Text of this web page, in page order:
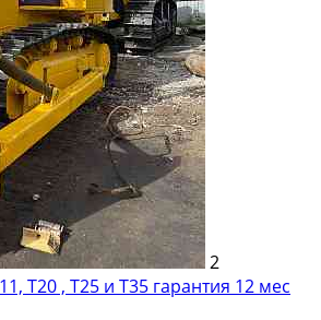
2
Т20 , Т25 и Т35 гарантия 12 мес